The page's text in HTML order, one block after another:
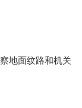
地面纹路和机关